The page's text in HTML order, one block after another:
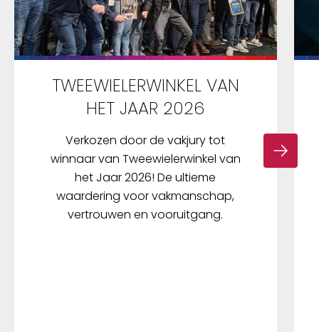
TWEEWIELERWINKEL VAN
HET JAAR 2026
Verkozen door de vakjury tot
winnaar van Tweewielerwinkel van
het Jaar 2026! De ultieme
waardering voor vakmanschap,
vertrouwen en vooruitgang.